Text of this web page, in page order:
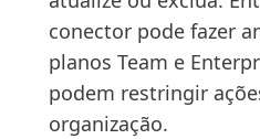
conector pode fazer
planos Team e
podem restringir
organização.